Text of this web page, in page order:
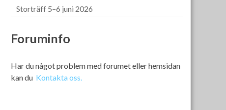
Storträff 5–6 juni 2026
Foruminfo
Har du något problem med forumet eller hemsidan
kan du Kontakta oss.